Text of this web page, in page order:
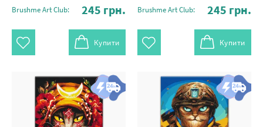
Brushme Art Club: 245 грн.
Купити
Brushme Art Club: 245 грн.
Купити